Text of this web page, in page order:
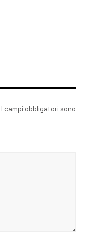
I campi obbligatori sono